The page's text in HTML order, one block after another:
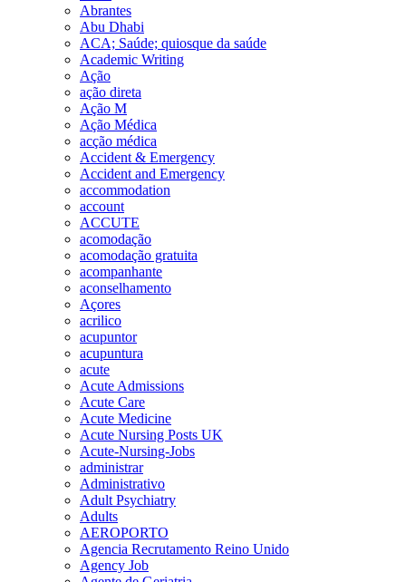
Abrantes
Abu Dhabi
ACA; Saúde; quiosque da saúde
Academic Writing
Ação
ação direta
Ação M
Ação Médica
acção médica
Accident & Emergency
Accident and Emergency
accommodation
account
ACCUTE
acomodação
acomodação gratuita
acompanhante
aconselhamento
Açores
acrilico
acupuntor
acupuntura
acute
Acute Admissions
Acute Care
Acute Medicine
Acute Nursing Posts UK
Acute-Nursing-Jobs
administrar
Administrativo
Adult Psychiatry
Adults
AEROPORTO
Agencia Recrutamento Reino Unido
Agency Job